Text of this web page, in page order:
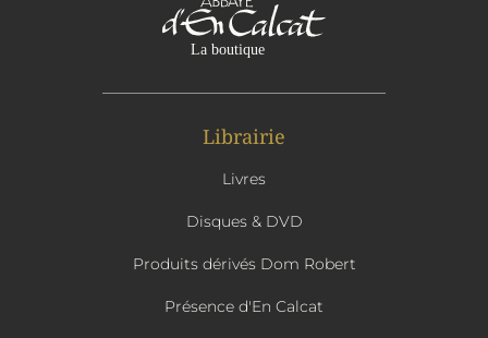
Librairie
Livres
Disques & DVD
Produits dérivés Dom Robert
Présence d'En Calcat